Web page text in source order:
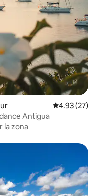
Calificación
4.93 (27)
Antigua
la zona